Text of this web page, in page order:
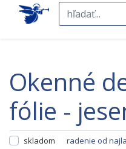
okenné dekoračné
fólie -
skladom
radenie od